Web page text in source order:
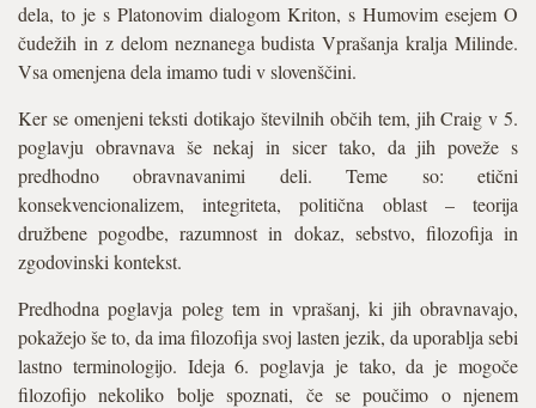
dela, to je s Platonovim dialogom Kriton, s Humovim esejem O
čudežih in z delom neznanega budista Vprašanja kralja Milinde.
Vsa omenjena dela imamo tudi v slovenščini.
Ker se omenjeni teksti dotikajo številnih občih tem, jih Craig v 5.
poglavju obravnava še nekaj in sicer tako, da jih poveže s
predhodno obravnavanimi deli. Teme so: etični
konsekvencionalizem, integriteta, politična oblast – teorija
družbene pogodbe, razumnost in dokaz, sebstvo, filozofija in
zgodovinski kontekst.
Predhodna poglavja poleg tem in vprašanj, ki jih obravnavajo,
pokažejo še to, da ima filozofija svoj lasten jezik, da uporablja sebi
lastno terminologijo. Ideja 6. poglavja je tako, da je mogoče
filozofijo nekoliko bolje spoznati, če se poučimo o njenem